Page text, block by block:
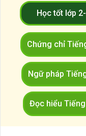
Học tốt lớp
Chứng chỉ
Ngữ pháp
Đọc hiểu Tiếng